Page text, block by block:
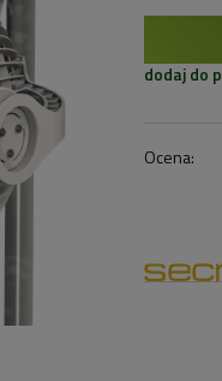
dodaj do
Ocena: